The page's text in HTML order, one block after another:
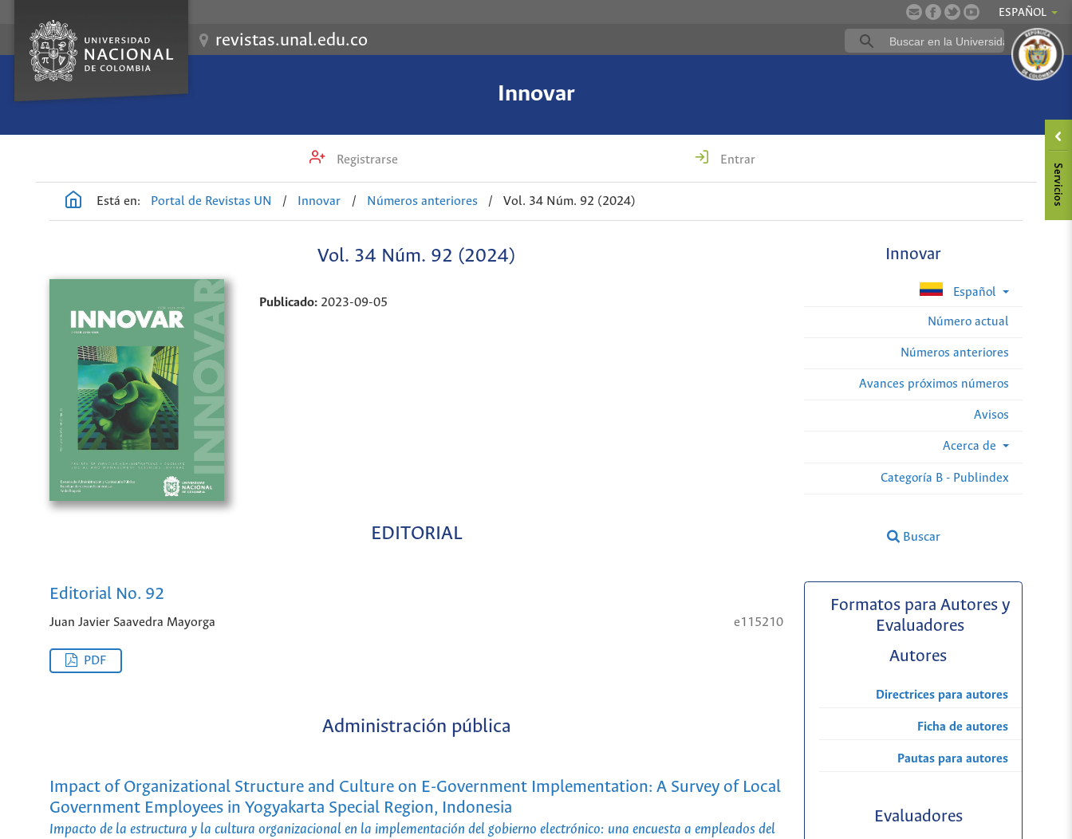
ESPAÑOL
revistas.unal.edu.co
Innovar
Registrarse Entrar
Está en: Portal de Revistas UN / Innovar / Números anteriores / Vol. 34 Núm. 92 (2024)
Innovar
Español
Número actual
Números anteriores
Avances próximos números
Avisos
Acerca de
Categoría B - Publindex
Buscar
Vol. 34 Núm. 92 (2024)
Publicado: 2023-09-05
EDITORIAL
Editorial No. 92
Juan Javier Saavedra Mayorga e115210
PDF
Administración pública
Impact of Organizational Structure and Culture on E-Government Implementation: A Survey of Local
Government Employees in Yogyakarta Special Region, Indonesia
Impacto de la estructura y la cultura organizacional en la implementación del gobierno electrónico: una encuesta a empleados del
Formatos para Autores y
Evaluadores
Autores
Directrices para autores
Ficha de autores
Pautas para autores
Evaluadores